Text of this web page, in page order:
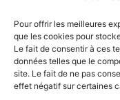
Pour offrir les meilleures
que les cookies pour
Le fait de consentir à ces
données telles que le
site. Le fait de ne pas
effet négatif sur certaines
actualités de
J'accepte de
actualités par